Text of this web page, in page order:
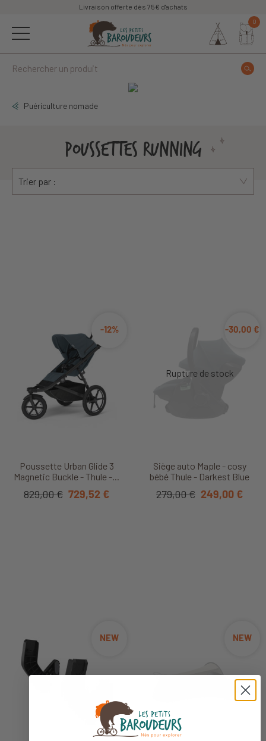
Livraison offerte dès 75€ d'achats
0
Puériculture nomade
POUSSETTES RUNNING
Trier par :
Poussette Urban Glide 3
Magnetic Buckle - Thule -...
-12%
829,00 € 729,52 €
Siège auto Maple - cosy
bébé Thule - Darkest Blue
-30,00 €
279,00 € 249,00 €
NEW NEW